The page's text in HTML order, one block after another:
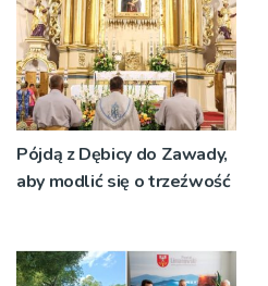
Pójdą z Dębicy do Zawady,
aby modlić się o trzeźwość